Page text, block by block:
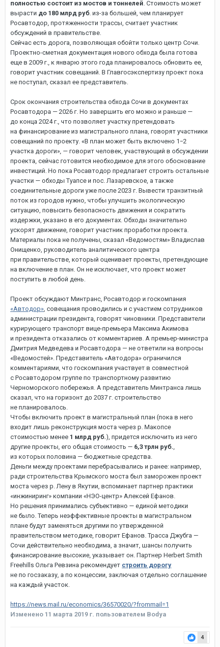
полностью состоит из мостов и тоннелей. Стоимость может
вырасти до 180 млрд руб. из-за большей, чем планирует
Росавтодор, протяженности трассы, считает участник
обсуждений в правительстве.
Сейчас есть дорога, позволяющая обойти только центр Сочи.
Проектно-сметная документация нового обхода была готова
еще в 2009 г., к январю этого года планировалось обновить ее,
говорит участник совещаний. В Главгосэкспертизу проект пока
не поступал, сказал ее представитель.
Срок окончания строительства обхода Сочи в документах
Росавтодора — 2026 г. Но завершить его можно и раньше —
до конца 2024 г., что позволяет участку претендовать
на финансирование из магистрального плана, говорят участники
совещаний по проекту. «В план может быть включено 1−2
участка дороги», — говорит человек, участвующий в обсуждении
проекта, сейчас готовится необходимое для этого обоснование
инвестиций. Но пока Росавтодор предлагает строить остальные
участки — обходы Туапсе и пос. Лазаревское, а также
соединительные дороги уже после 2023 г. Вывести транзитный
поток из городов нужно, чтобы улучшить экологическую
ситуацию, повысить безопасность движения и сократить
издержки, указано в его документах. Обходы значительно
ускорят движение, говорит участник проработки проекта.
Материалы пока не получены, сказал «Ведомостям» Владислав
Онищенко, руководитель аналитического центра
при правительстве, который оценивает проекты, претендующие
на включение в план. Он не исключает, что проект может
поступить в любой день.
Проект обсуждают Минтранс, Росавтодор и госкомпания
«Автодор», совещания проводились и с участием сотрудников
администрации президента, говорят чиновники. Представители
курирующего транспорт вице-премьера Максима Акимова
и президента отказались от комментариев. А премьер-министра
Дмитрия Медведева и Росавтодора — не ответили на вопросы
«Ведомостей». Представитель «Автодора» ограничился
комментариями, что госкомпания участвует в совместной
с Росавтодором группе по транспортному развитию
Черноморского побережья. А представитель Минтранса лишь
сказал, что на горизонт до 2037 г. строительство
не планировалось.
Чтобы включить проект в магистральный план (пока в него
входит лишь реконструкция моста через р. Макопсе
стоимостью менее 1 млрд руб.), придется исключить из него
другие проекты, его общая стоимость — 6,3 трлн руб.,
из которых половина — бюджетные средства.
Деньги между проектами перебрасывались и ранее: например,
ради строительства Крымского моста был заморожен проект
моста через р. Лену в Якутии, вспоминает партнер практики
«инжиниринг» компании «НЭО-центр» Алексей Ефанов.
Но решения принимались субъективно — единой методики
не было. Теперь неэффективные проекты в магистральном
плане будут заменяться другими по утвержденной
правительством методике, говорит Ефанов. Трасса Джубга —
Сочи действительно необходима, а значит, шансы получить
финансирование высокие, указывает он. Партнер Herbert Smith
Freehills Ольга Ревзина рекомендует строить дорогу
не по госзаказу, а по концессии, заключая отдельно соглашение
на каждый участок.
https://news.mail.ru/economics/36570020/?frommail=1
Изменено 11 марта 2019 г. пользователем Bodya
4